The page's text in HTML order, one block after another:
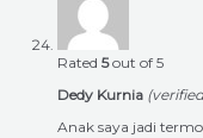
Rated 5out of 5
Dedy Kurnia
Anak saya jadi